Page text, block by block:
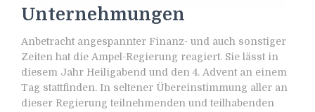
Unternehmungen
Anbetracht angespannter Finanz- und auch sonstiger
Zeiten hat die Ampel-Regierung reagiert. Sie lässt in
diesem Jahr Heiligabend und den 4. Advent an einem
Tag stattfinden. In seltener Übereinstimmung aller an
dieser Regierung teilnehmenden und teilhabenden